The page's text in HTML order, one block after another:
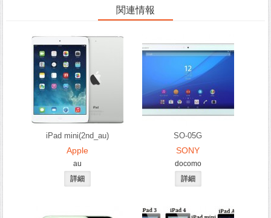
関連情報
iPad mini(2nd_au)
Apple
au
SO-05G
SONY
docomo